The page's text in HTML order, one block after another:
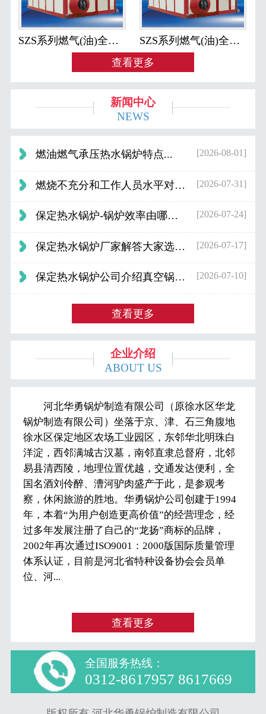
SZS系列燃气(油)全自动蒸汽锅炉
SZS系列燃气(油)全自动热水锅炉
查看更多
新闻中心
NEWS
燃油燃气承压热水锅炉特点... [2026-08-01]
燃烧不充分和工作人员水平对锅炉效率的... [2026-07-31]
保定热水锅炉-锅炉效率由哪些因素影响... [2026-07-24]
保定热水锅炉厂家解答大家选择冷凝锅炉... [2026-07-17]
保定热水锅炉公司介绍真空锅炉工作原理... [2026-07-10]
查看更多
企业介绍
ABOUT US
河北华勇锅炉制造有限公司（原徐水区华龙
锅炉制造有限公司）坐落于京、津、石三角腹地
徐水区保定地区农场工业园区，东邻华北明珠白
洋淀，西邻满城古汉墓，南邻直隶总督府，北邻
易县清西陵，地理位置优越，交通发达便利，全
国名酒刘伶醉、漕河驴肉盛产于此，是参观考
察，休闲旅游的胜地。华勇锅炉公司创建于1994
年，本着“为用户创造更高价值”的经营理念，经
过多年发展注册了自己的“龙扬”商标的品牌，
2002年再次通过ISO9001：2000版国际质量管理
体系认证，目前是河北省特种设备协会会员单
位、河...
查看更多
全国服务热线：
0312-8617957 8617669